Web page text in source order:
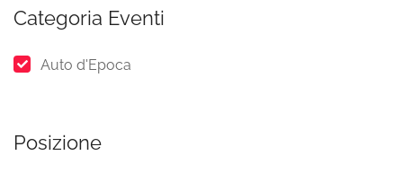
Categoria Eventi
Auto d'Epoca
Posizione